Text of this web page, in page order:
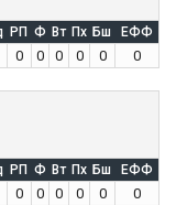
РП Ф Вт Пх Бш ЕФФ
0 0 0 0 0 0
РП Ф Вт Пх Бш ЕФФ
0 0 0 0 0 0